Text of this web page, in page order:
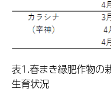
表1.春まき緑肥作物の
生育状況